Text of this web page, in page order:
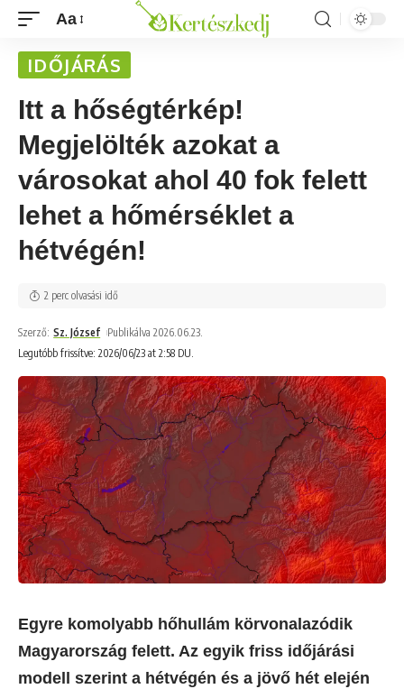
Aa
IDŐJÁRÁS
Itt a hőségtérkép!
Megjelölték azokat a
városokat ahol 40 fok felett
lehet a hőmérséklet a
hétvégén!
Legutóbb frissítve: 2026/06/23 at 2:58 DU.
Szerző: Sz. József Publikálva 2026.06.23.
2 perc olvasási idő
Egyre komolyabb hőhullám körvonalazódik
Magyarország felett. Az egyik friss időjárási
modell szerint a hétvégén és a jövő hét elején